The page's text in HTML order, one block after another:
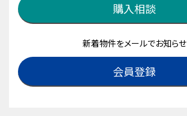
購入相談
新着物件をメールでお知らせ
会員登録